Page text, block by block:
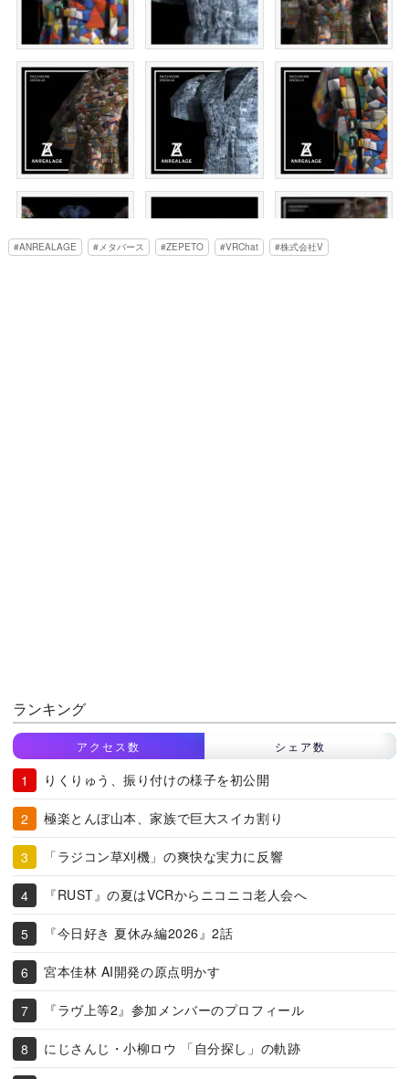
ANREALAGE メタバース ZEPETO VRChat 株式会社V
ランキング
アクセス数 シェア数
りくりゅう、振り付けの様子を初公開
極楽とんぼ山本、家族で巨大スイカ割り
「ラジコン草刈機」の爽快な実力に反響
『RUST』の夏はVCRからニコニコ老人会へ
『今日好き 夏休み編2026』2話
宮本佳林 AI開発の原点明かす
『ラヴ上等2』参加メンバーのプロフィール
にじさんじ・小柳ロウ 「自分探し」の軌跡